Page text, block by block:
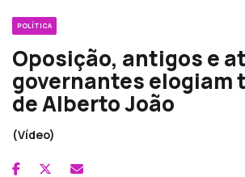
POLÍTICA
Oposição, antigos e
governantes elogiam
de Alberto João
(Vídeo)